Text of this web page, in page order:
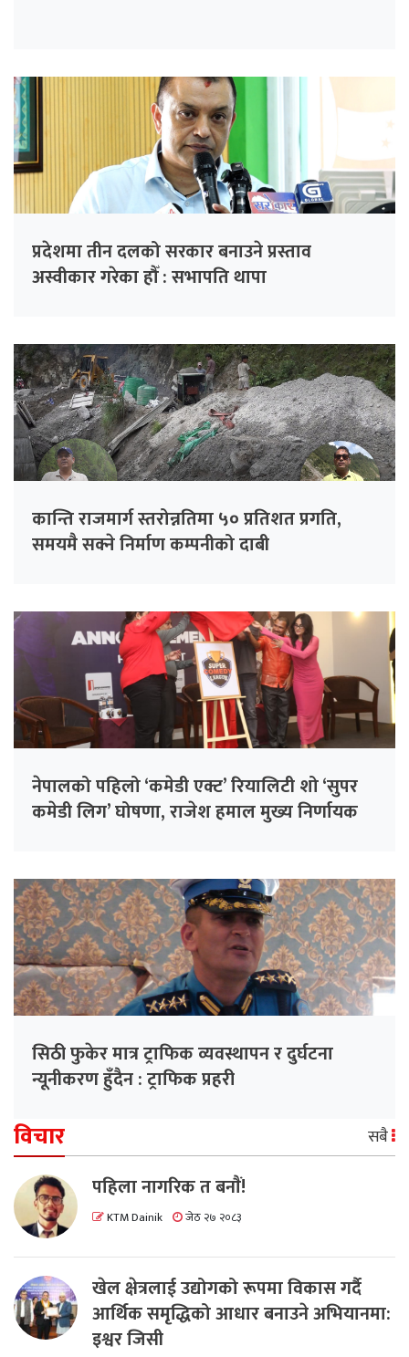
प्रदेशमा तीन दलको सरकार बनाउने प्रस्ताव
अस्वीकार गरेका हौँ : सभापति थापा
कान्ति राजमार्ग स्तरोन्नतिमा ५० प्रतिशत प्रगति,
समयमै सक्ने निर्माण कम्पनीको दाबी
नेपालको पहिलो ‘कमेडी एक्ट’ रियालिटी शो ‘सुपर
कमेडी लिग’ घोषणा, राजेश हमाल मुख्य निर्णायक
सिठी फुकेर मात्र ट्राफिक व्यवस्थापन र दुर्घटना
न्यूनीकरण हुँदैन : ट्राफिक प्रहरी
विचार सबै
पहिला नागरिक त बनाैं!
KTM Dainik जेठ २७ २०८३
खेल क्षेत्रलाई उद्योगको रूपमा विकास गर्दै
आर्थिक समृद्धिको आधार बनाउने अभियानमा:
इश्वर जिसी